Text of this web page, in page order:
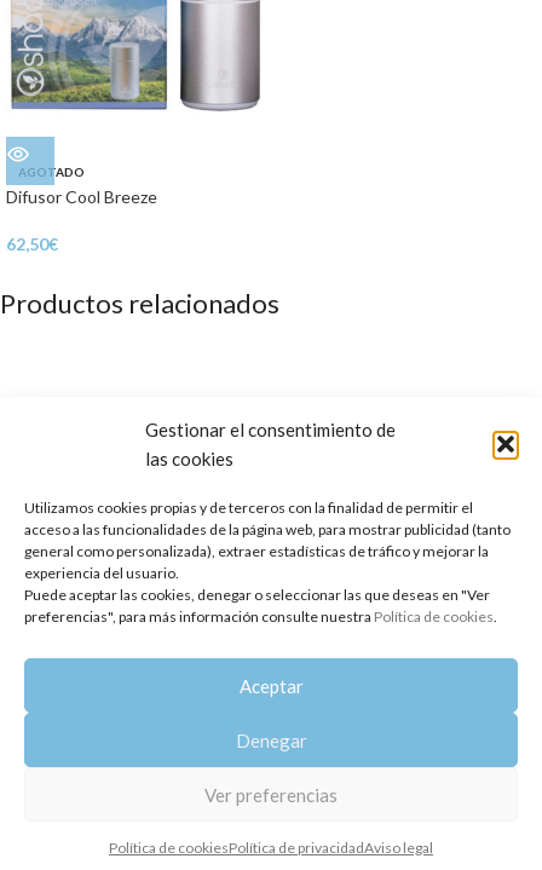
Gestionar el consentimiento de
las cookies
Utilizamos cookies propias y de terceros con la finalidad de permitir el
acceso a las funcionalidades de la página web, para mostrar publicidad (tanto
general como personalizada), extraer estadísticas de tráfico y mejorar la
experiencia del usuario.
Puede aceptar las cookies, denegar o seleccionar las que deseas en "Ver
preferencias", para más información consulte nuestra Política de cookies.
Aceptar
Denegar
Ver preferencias
Política de cookiesPolítica de privacidadAviso legal
AGOTADO
Difusor Cool Breeze
62,50€
Productos relacionados
Aceite Esencial absoluto de
Aceite Esencial de Elemí (Resina)
8,89€
Copyright 2014-2025Oshadhi España
Todos los derechos reservados.